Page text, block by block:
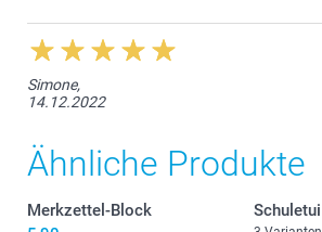
Simone,
14.12.2022
Ähnliche Produkte
Merkzettel-Block
Schuletui